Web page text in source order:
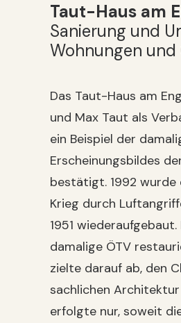
Taut-Haus am
Sanierung und
Wohnungen und
Das Taut-Haus am
und Max Taut als
ein Beispiel der
Erscheinungsbildes
bestätigt. 1992 wurde
Krieg durch
1951
damalige ÖTV
zielte darauf ab, den
sachlichen
erfolgte nur, soweit